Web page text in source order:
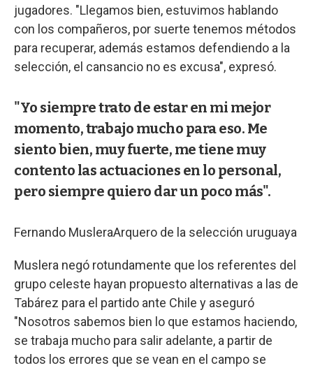
jugadores. "Llegamos bien, estuvimos hablando
con los compañeros, por suerte tenemos métodos
para recuperar, además estamos defendiendo a la
selección, el cansancio no es excusa", expresó.
"Yo siempre trato de estar en mi mejor
momento, trabajo mucho para eso. Me
siento bien, muy fuerte, me tiene muy
contento las actuaciones en lo personal,
pero siempre quiero dar un poco más".
Fernando MusleraArquero de la selección uruguaya
Muslera negó rotundamente que los referentes del
grupo celeste hayan propuesto alternativas a las de
Tabárez para el partido ante Chile y aseguró
"Nosotros sabemos bien lo que estamos haciendo,
se trabaja mucho para salir adelante, a partir de
todos los errores que se vean en el campo se